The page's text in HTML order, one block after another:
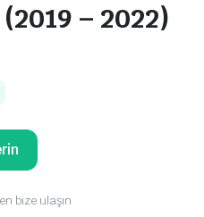
– 2022)
bize ulaşın